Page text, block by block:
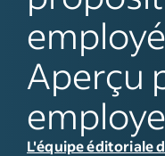
Aperçu
L'équipe éditoriale